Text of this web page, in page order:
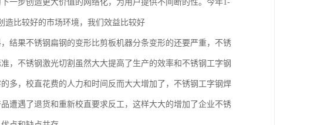
一步创造更大价值的网络化，为用户提供不间断的性。今年1-
造比较好的市场环境，我们效益比较好
结果不锈钢扁钢的变形比剪板机器分条变形的还要严重，不锈
，不锈钢激光切割虽然大大提高了生产的效率和不锈钢工字钢
多，校直花费的人力和时间反而大大增加了，不锈钢工字钢焊
遭遇了退货和重新校直要求反工，这样大大的增加了企业不锈